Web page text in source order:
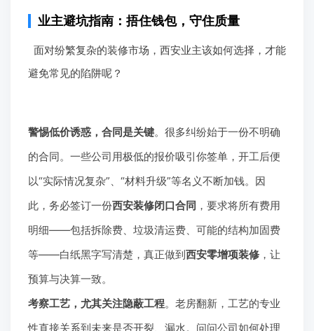
业主避坑指南：捂住钱包，守住质量
面对纷繁复杂的装修市场，西安业主该如何选择，才能
避免常见的陷阱呢？
警惕低价诱惑，合同是关键。很多纠纷始于一份不明确
的合同。一些公司用极低的报价吸引你签单，开工后便
以“实际情况复杂”、“材料升级”等名义不断加钱。因
此，务必签订一份西安装修闭口合同 ，要求将所有费用
明细——包括拆除费、垃圾清运费、可能的结构加固费
等——白纸黑字写清楚，真正做到西安零增项装修 ，让
预算与决算一致。
考察工艺，尤其关注隐蔽工程。老房翻新，工艺的专业
性直接关系到未来是否开裂、漏水。问问公司如何处理